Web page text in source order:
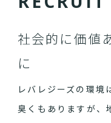
社会的に価値
に
レバレジーズの環境
臭くもありますが、